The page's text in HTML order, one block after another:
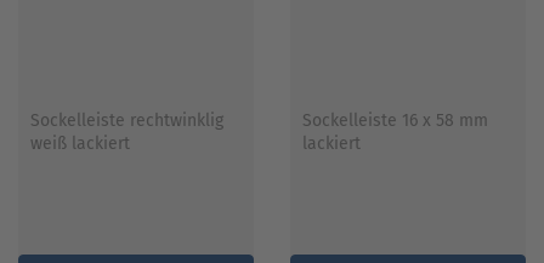
Sockelleiste rechtwinklig
weiß lackiert
Sockelleiste 16 x 58 mm
lackiert